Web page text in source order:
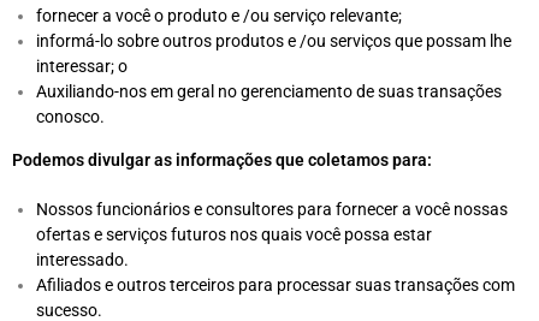
fornecer a você o produto e /ou serviço relevante;
informá-lo sobre outros produtos e /ou serviços que possam lhe
interessar; o
Auxiliando-nos em geral no gerenciamento de suas transações
conosco.
Podemos divulgar as informações que coletamos para:
Nossos funcionários e consultores para fornecer a você nossas
ofertas e serviços futuros nos quais você possa estar
interessado.
Afiliados e outros terceiros para processar suas transações com
sucesso.